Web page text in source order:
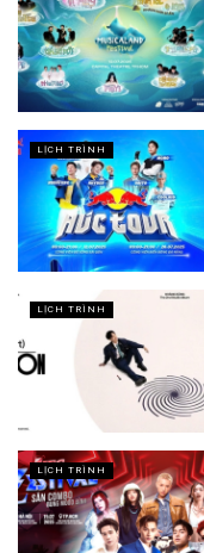
LỊCH TRÌNH
LỊCH TRÌNH
LỊCH TRÌNH